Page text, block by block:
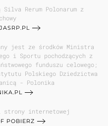
Silva Rerum Polonarum z
jest ze środków Ministra
i Sportu pochodzących z
funduszu celowego;
Polskiego Dziedzictwa
- Polonika
strony internetowej
POBIERZ